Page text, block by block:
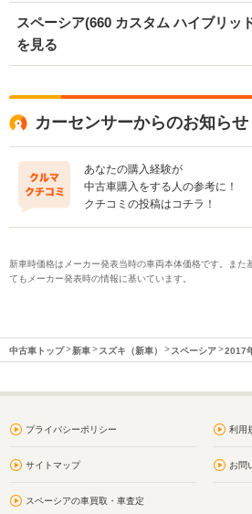
スペーシア(660 カスタム ハイブリッ
を見る
カーセンサーからのお知らせ
あなたの購入経験が
中古車購入をする人の参考に！
クチコミの投稿はコチラ！
新車時価格はメーカー発表当時の車両本体価格です。また
てもメーカー発表時の情報に基いています。
中古車トップ 新車 スズキ（新車） スペーシア 2017
プライバシーポリシー 利用
サイトマップ お問
スペーシアの車買取・車査定